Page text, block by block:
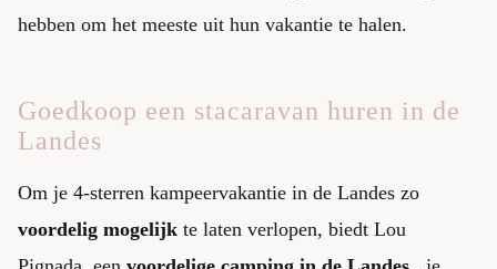
hebben om het meeste uit hun vakantie te halen.
Goedkoop een stacaravan huren in de
Landes
Om je 4-sterren kampeervakantie in de Landes zo
voordelig mogelijk te laten verlopen, biedt Lou